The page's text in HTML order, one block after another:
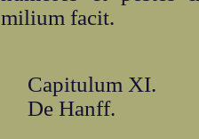
milium facit.
Capitulum XI.
De Hanff.